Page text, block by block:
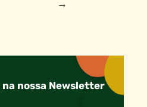
→
nossa Newsletter